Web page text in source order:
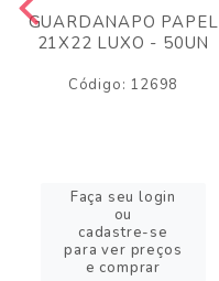
GUARDANAPO PAPEL
21X22 LUXO - 50UN
Código: 12698
Faça seu login
ou
cadastre-se
para ver preços
e comprar